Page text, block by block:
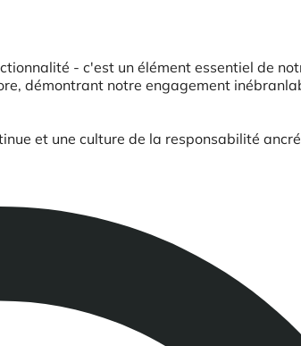
- c'est un élément essentiel de
démontrant notre engagement
et une culture de la responsabilité